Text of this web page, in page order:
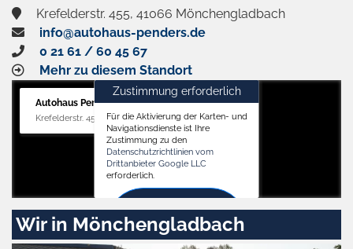
Krefelderstr. 455, 41066 Mönchengladbach
info@autohaus-penders.de
0 21 61 / 60 45 67
Mehr zu diesem Standort
Autohaus Penders (Verkauf)
Krefelderstr. 455, 41066 Mönchengladbach
Zustimmung erforderlich
Für die Aktivierung der Karten- und
Navigationsdienste ist Ihre
Zustimmung zu den
Datenschutzrichtlinien vom
Drittanbieter Google LLC
erforderlich.
Zustimmen
und
aktivieren
Wir in Mönchengladbach